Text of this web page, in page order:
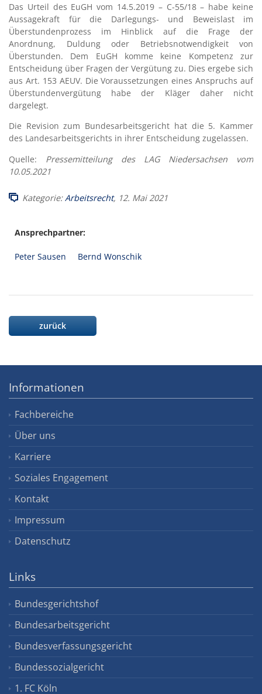
Das Urteil des EuGH vom 14.5.2019 – C-55/18 – habe keine
Aussagekraft für die Darlegungs- und Beweislast im
Überstundenprozess im Hinblick auf die Frage der
Anordnung, Duldung oder Betriebsnotwendigkeit von
Überstunden. Dem EuGH komme keine Kompetenz zur
Entscheidung über Fragen der Vergütung zu. Dies ergebe sich
aus Art. 153 AEUV. Die Voraussetzungen eines Anspruchs auf
Überstundenvergütung habe der Kläger daher nicht
dargelegt.
Die Revision zum Bundesarbeitsgericht hat die 5. Kammer
des Landesarbeitsgerichts in ihrer Entscheidung zugelassen.
Quelle: Pressemitteilung des LAG Niedersachsen vom
10.05.2021
Kategorie:Arbeitsrecht, 12. Mai 2021
Ansprechpartner:
Peter Sausen Bernd Wonschik
zurück
Informationen
Fachbereiche
Über uns
Karriere
Soziales Engagement
Kontakt
Impressum
Datenschutz
Links
Bundesgerichtshof
Bundesarbeitsgericht
Bundesverfassungsgericht
Bundessozialgericht
1. FC Köln